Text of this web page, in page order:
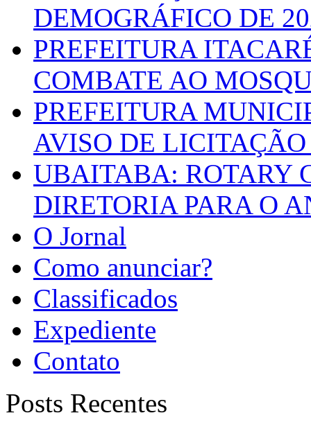
DEMOGRÁFICO DE
PREFEITURA
COMBATE AO
PREFEITURA
AVISO DE LICITAÇÃO
UBAITABA: ROTARY
DIRETORIA PARA O
O Jornal
Como anunciar?
Classificados
Expediente
Contato
Posts Recentes